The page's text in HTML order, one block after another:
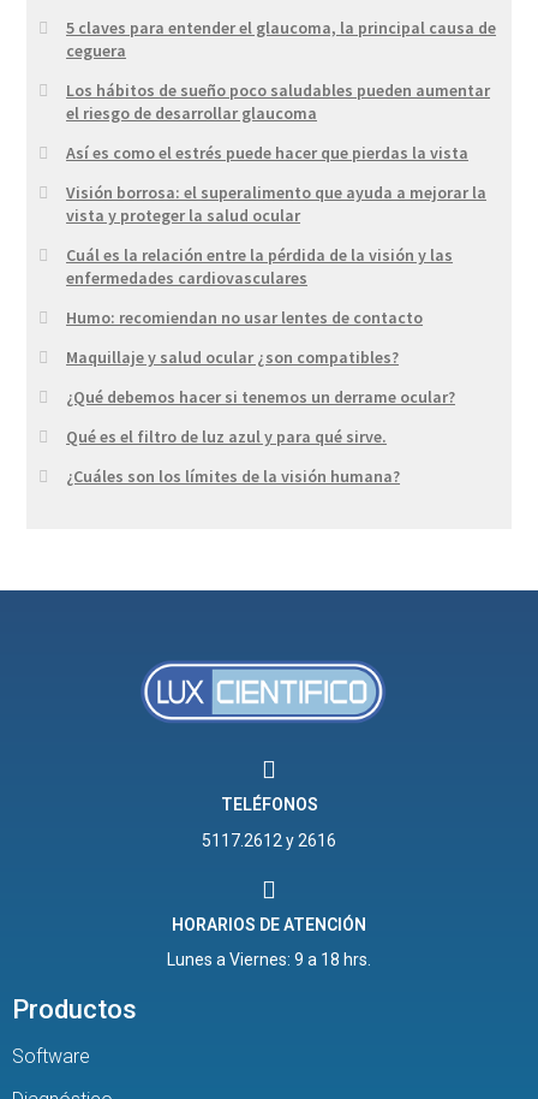
5 claves para entender el glaucoma, la principal causa de
ceguera
Los hábitos de sueño poco saludables pueden aumentar
el riesgo de desarrollar glaucoma
Así es como el estrés puede hacer que pierdas la vista
Visión borrosa: el superalimento que ayuda a mejorar la
vista y proteger la salud ocular
Cuál es la relación entre la pérdida de la visión y las
enfermedades cardiovasculares
Humo: recomiendan no usar lentes de contacto
Maquillaje y salud ocular ¿son compatibles?
¿Qué debemos hacer si tenemos un derrame ocular?
Qué es el filtro de luz azul y para qué sirve.
¿Cuáles son los límites de la visión humana?
TELÉFONOS
5117.2612 y 2616
HORARIOS DE ATENCIÓN
Lunes a Viernes: 9 a 18 hrs.
Productos
Software